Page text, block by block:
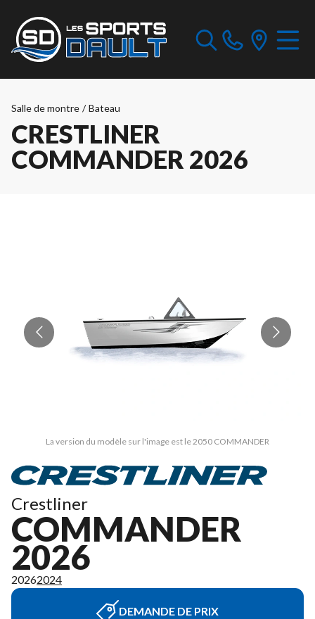
Salle de montre / Bateau
CRESTLINER
COMMANDER 2026
La version du modèle sur l'image est le 2050 COMMANDER
Crestliner
COMMANDER
2026
20262024
DEMANDE DE PRIX